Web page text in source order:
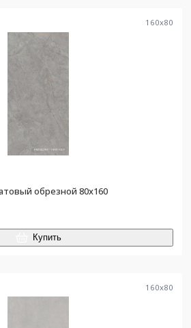
160x80
обрезной 80x160
Купить
160x80